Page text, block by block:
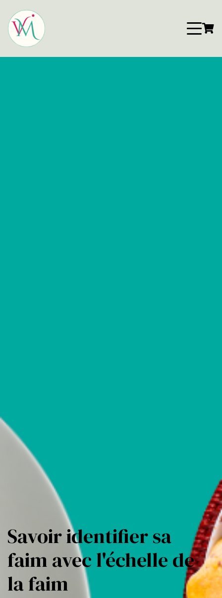
Savoir identifier sa
faim avec l'échelle de
la faim